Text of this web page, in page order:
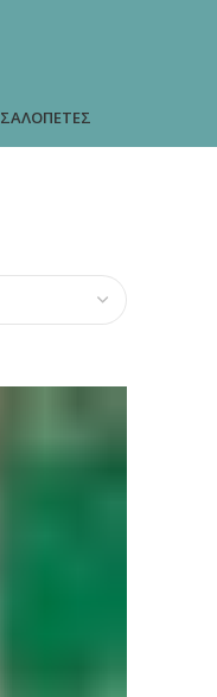
ΣΑΛΟΠΈΤΕΣ